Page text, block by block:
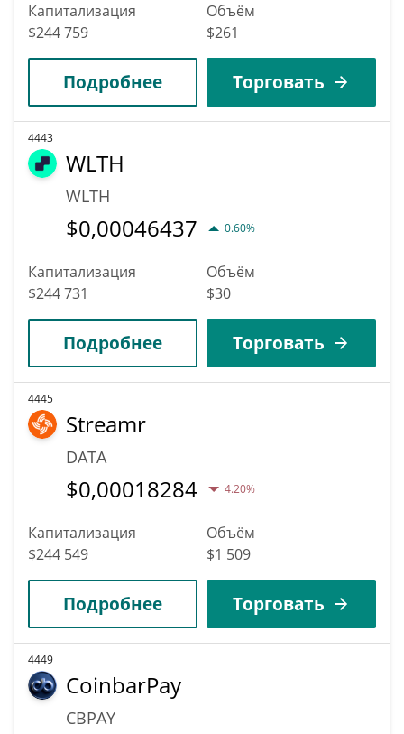
Капитализация
$244 759
Объём
$261
Подробнее Торговать
4443
WLTH
WLTH
$0,00046437 0.60%
Капитализация
$244 731
Объём
$30
Подробнее Торговать
4445
Streamr
DATA
$0,00018284 4.20%
Капитализация
$244 549
Объём
$1 509
Подробнее Торговать
4449
CoinbarPay
CBPAY